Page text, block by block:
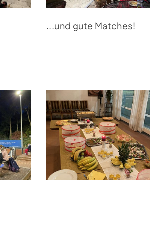
...und gute Matches!
Newsletter anmelden und